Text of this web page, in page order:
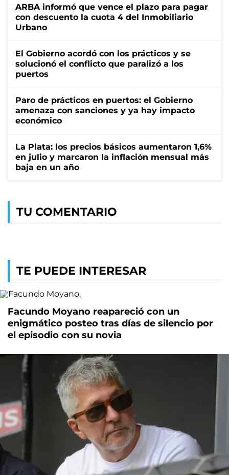
ARBA informó que vence el plazo para pagar
con descuento la cuota 4 del Inmobiliario
Urbano
El Gobierno acordó con los prácticos y se
solucionó el conflicto que paralizó a los
puertos
Paro de prácticos en puertos: el Gobierno
amenaza con sanciones y ya hay impacto
económico
La Plata: los precios básicos aumentaron 1,6%
en julio y marcaron la inflación mensual más
baja en un año
TU COMENTARIO
TE PUEDE INTERESAR
Facundo Moyano reapareció con un
enigmático posteo tras días de silencio por
el episodio con su novia